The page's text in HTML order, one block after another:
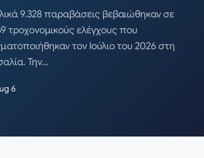
9.328 παραβάσεις βεβαιώθηκαν σε
τροχονομικούς ελέγχους που
τον Ιούλιο του 2026 στη
Την…
6